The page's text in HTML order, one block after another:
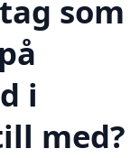
som
i
med?